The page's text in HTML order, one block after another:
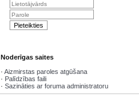
Noderīgas saites
· Aizmirstas paroles atgūšana
· Palīdzības faili
· Sazināties ar foruma administratoru